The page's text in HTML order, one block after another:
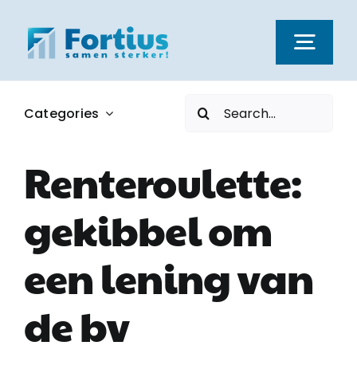
naar
inhoud
Kernwaarden
Dienstverlening
Nieuws
Vacatures
Categories
Zoeken
naar:
Renteroulette:
gekibbel om
een lening van
de bv